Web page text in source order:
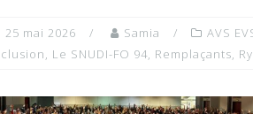
25 mai 2026 Samia AVS
, Le SNUDI-FO 94, Remplaçants,